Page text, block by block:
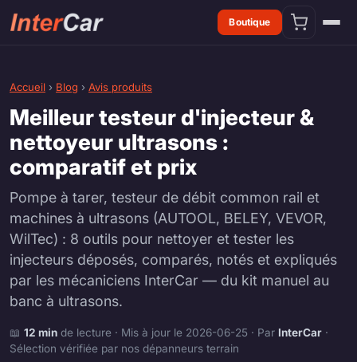
Boutique
Accueil › Blog › Avis produits
Meilleur testeur d'injecteur &
nettoyeur ultrasons :
comparatif et prix
Pompe à tarer, testeur de débit common rail et
machines à ultrasons (AUTOOL, BELEY, VEVOR,
WilTec) : 8 outils pour nettoyer et tester les
injecteurs déposés, comparés, notés et expliqués
par les mécaniciens InterCar — du kit manuel au
banc à ultrasons.
📖 12 min de lecture · Mis à jour le 2026-06-25 · Par InterCar ·
Sélection vérifiée par nos dépanneurs terrain